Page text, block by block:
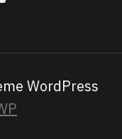
WordPress